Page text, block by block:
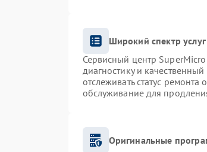
Широкий спектр услуг
Сервисный центр
диагностику и
отслеживать статус
обслуживание для
Оригинальные